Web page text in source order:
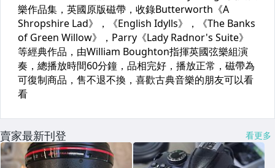
賣家最新刊登 看更多